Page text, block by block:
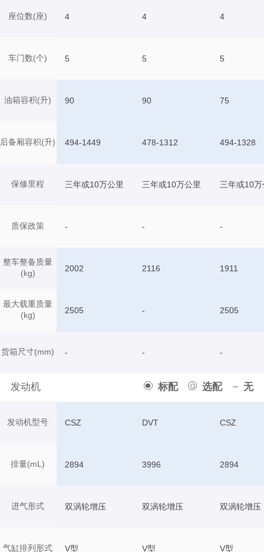
座位数(座)
车门数(个)
油箱容积(升)
后备厢容积(升)
保修里程
质保政策
整车整备质量
(kg)
最大载重质量
(kg)
货箱尺寸(mm)
发动机 标配 选配 无
发动机型号
排量(mL)
进气形式
气缸排列形式
4 4 4
5 5 5
90 90 75
494-1449 478-1312 494-1328
三年或10万公里 三年或10万公里 三年或10万
- - -
2002 2116 1911
2505 - 2505
- - -
CSZ DVT CSZ
2894 3996 2894
双涡轮增压 双涡轮增压 双涡轮增压
V型 V型 V型